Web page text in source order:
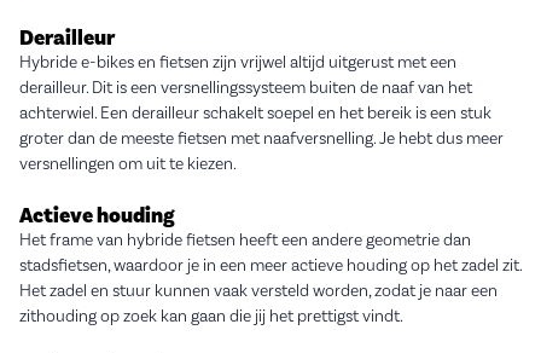
Derailleur
Hybride e-bikes en fietsen zijn vrijwel altijd uitgerust met een
derailleur. Dit is een versnellingssysteem buiten de naaf van het
achterwiel. Een derailleur schakelt soepel en het bereik is een stuk
groter dan de meeste fietsen met naafversnelling. Je hebt dus meer
versnellingen om uit te kiezen.
Actieve houding
Het frame van hybride fietsen heeft een andere geometrie dan
stadsfietsen, waardoor je in een meer actieve houding op het zadel zit.
Het zadel en stuur kunnen vaak versteld worden, zodat je naar een
zithouding op zoek kan gaan die jij het prettigst vindt.